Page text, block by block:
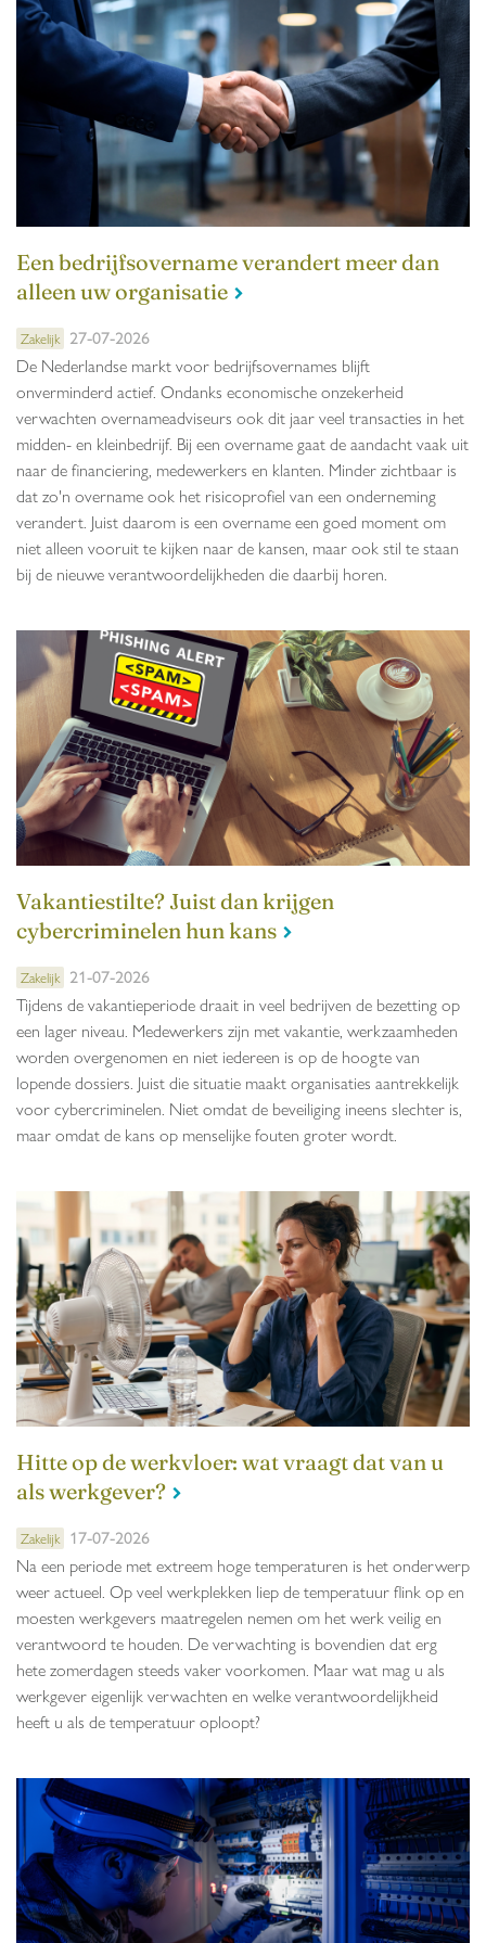
Een bedrijfsovername verandert meer dan
alleen uw organisatie
Zakelijk 27-07-2026
De Nederlandse markt voor bedrijfsovernames blijft
onverminderd actief. Ondanks economische onzekerheid
verwachten overnameadviseurs ook dit jaar veel transacties in het
midden- en kleinbedrijf. Bij een overname gaat de aandacht vaak uit
naar de financiering, medewerkers en klanten. Minder zichtbaar is
dat zo'n overname ook het risicoprofiel van een onderneming
verandert. Juist daarom is een overname een goed moment om
niet alleen vooruit te kijken naar de kansen, maar ook stil te staan
bij de nieuwe verantwoordelijkheden die daarbij horen.
Vakantiestilte? Juist dan krijgen
cybercriminelen hun kans
Zakelijk 21-07-2026
Tijdens de vakantieperiode draait in veel bedrijven de bezetting op
een lager niveau. Medewerkers zijn met vakantie, werkzaamheden
worden overgenomen en niet iedereen is op de hoogte van
lopende dossiers. Juist die situatie maakt organisaties aantrekkelijk
voor cybercriminelen. Niet omdat de beveiliging ineens slechter is,
maar omdat de kans op menselijke fouten groter wordt.
Hitte op de werkvloer: wat vraagt dat van u
als werkgever?
Zakelijk 17-07-2026
Na een periode met extreem hoge temperaturen is het onderwerp
weer actueel. Op veel werkplekken liep de temperatuur flink op en
moesten werkgevers maatregelen nemen om het werk veilig en
verantwoord te houden. De verwachting is bovendien dat erg
hete zomerdagen steeds vaker voorkomen. Maar wat mag u als
werkgever eigenlijk verwachten en welke verantwoordelijkheid
heeft u als de temperatuur oploopt?